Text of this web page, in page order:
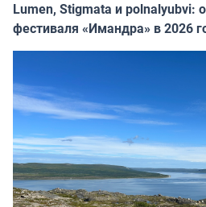
Lumen, Stigmata и polnalyubvi:
фестиваля «Имандра» в 2026